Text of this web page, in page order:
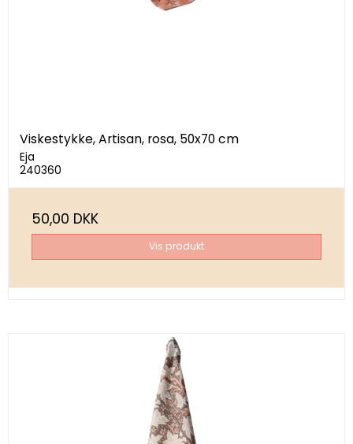
Viskestykke, Artisan, rosa, 50x70 cm
Eja
240360
50,00 DKK
Vis produkt